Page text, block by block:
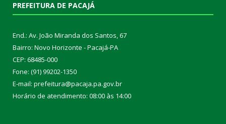
PREFEITURA DE PACAJÁ
End.: Av. João Miranda dos Santos, 67
Bairro: Novo Horizonte - Pacajá-PA
CEP: 68485-000
Fone: (91) 99202-1350
E-mail: prefeitura@pacaja.pa.gov.br
Horário de atendimento: 08:00 às 14:00